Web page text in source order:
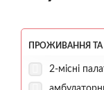
ПРОЖИВАННЯ
2-місні